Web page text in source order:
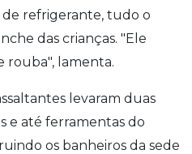
de refrigerante, tudo o
das crianças. "Ele
rouba", lamenta.
levaram duas
e até ferramentas do
os banheiros da sede